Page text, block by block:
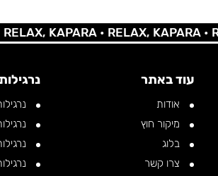
KAPARA •RELAX, KAPARA •
עוד באתר
אודות
מיקור חוץ
בלוג
צרו קשר